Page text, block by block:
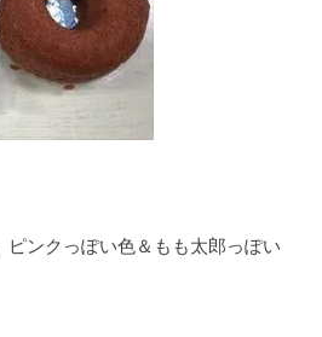
ピンクっぽい色＆もも太郎っぽい